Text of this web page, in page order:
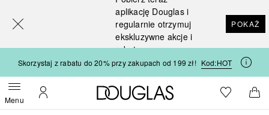
aplikację Douglas i
regularnie otrzymuj
ekskluzywne akcje i
rabaty
POKAŻ
Skorzystaj z rabatu do 20% przy zakupach od 199 zł! Kod:HOT
MenuOtwórz menuMoje konto
Strona główna Douglas
Do listyDo
Wracać
Wykonaj wyszukiwanie
[navigation.slideout.screenreader]